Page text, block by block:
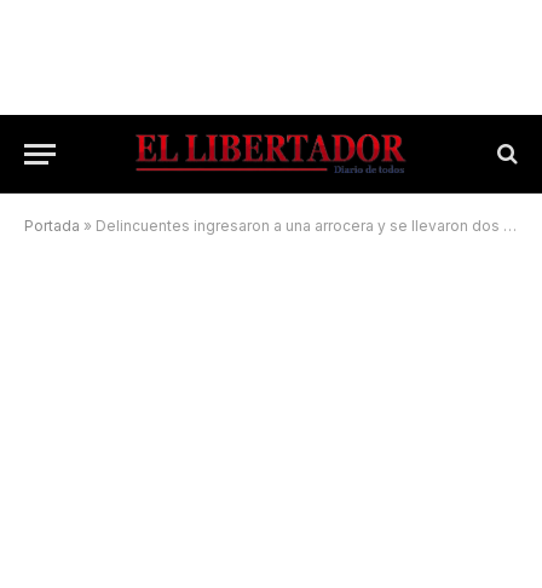
Portada » Delincuentes ingresaron a una arrocera y se llevaron dos transformadores